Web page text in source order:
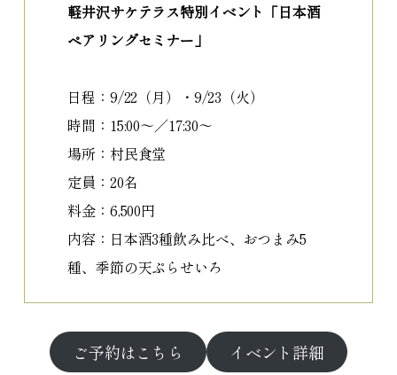
軽井沢サケテラス特別イベント「日本酒
ペアリングセミナー」
日程：9/22（月）・9/23（火）
時間：15:00〜／17:30〜
場所：村民食堂
定員：20名
料金：6,500円
内容：日本酒3種飲み比べ、おつまみ5
種、季節の天ぷらせいろ
ご予約はこちら イベント詳細